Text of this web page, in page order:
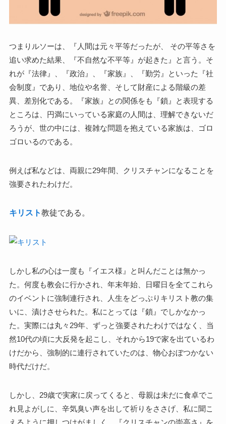
つまりルソーは、『人間は元々平等だったが、 その平等さを
追い求めた結果、『不自然な不平等』が起きた』と言う。そ
れが『法律』、『政治』、『家族』、『勤労』といった『社
会制度』であり、地位や名誉、そして財産による階級の差
異、差別化である。『家族』との関係をも『鎖』と表現する
ところは、円満にいっている家庭の人間は、理解できないだ
ろうが、世の中には、複雑な問題を抱えている家族は、ゴロ
ゴロいるのである。
例えば私などは、両親に29年間、クリスチャンになることを
強要されたわけだ。
キリスト教徒である。
しかし私の心は一度も『イエス様』と叫んだことは無かっ
た。何度も教会に行かされ、年末年始、日曜日を全てこれら
のイベントに強制連行され、人生をどっぷりキリスト教の集
いに、漬けさせられた。私にとっては『鎖』でしかなかっ
た。実際には丸々29年、ずっと強要されたわけではなく、当
然10代の頃に大反発を起こし、それから19で家を出ているわ
けだから、強制的に連行されていたのは、物心おぼつかない
時代だけだ。
しかし、29歳で実家に戻ってくると、母親は未だに食卓でこ
れ見よがしに、辛気臭い声を出して祈りをささげ、私に聞こ
えるように押しつけがましく、『クリスチャンの崇高さ』を